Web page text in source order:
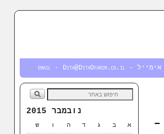
אימייל - email - Dita@DitaOfarim.co.il
נובמבר 2015
א ב ג ד ה ו ש
–